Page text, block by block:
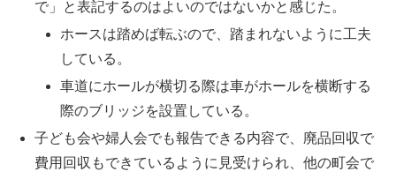
で」と表記するのはよいのではないかと感じた。
ホースは踏めば転ぶので、踏まれないように工夫
している。
車道にホールが横切る際は車がホールを横断する
際のブリッジを設置している。
子ども会や婦人会でも報告できる内容で、廃品回収で
費用回収もできているように見受けられ、他の町会で